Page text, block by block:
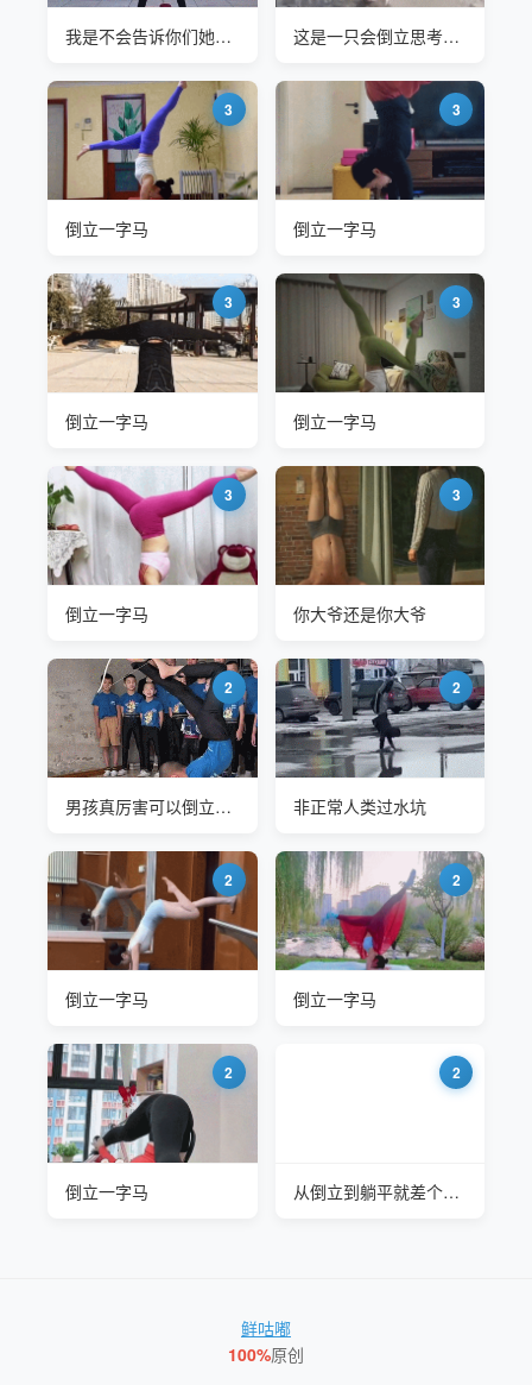
我是不会告诉你们她的视频号叫“爱倒立的迎迎”的 这是一只会倒立思考的喵
3
倒立一字马
3
倒立一字马
3
倒立一字马
3
倒立一字马
3
倒立一字马
3
你大爷还是你大爷
2
男孩真厉害可以倒立射箭
2
非正常人类过水坑
2
倒立一字马
2
倒立一字马
2
倒立一字马
2
从倒立到躺平就差个开门
鲜咕嘟
100%原创